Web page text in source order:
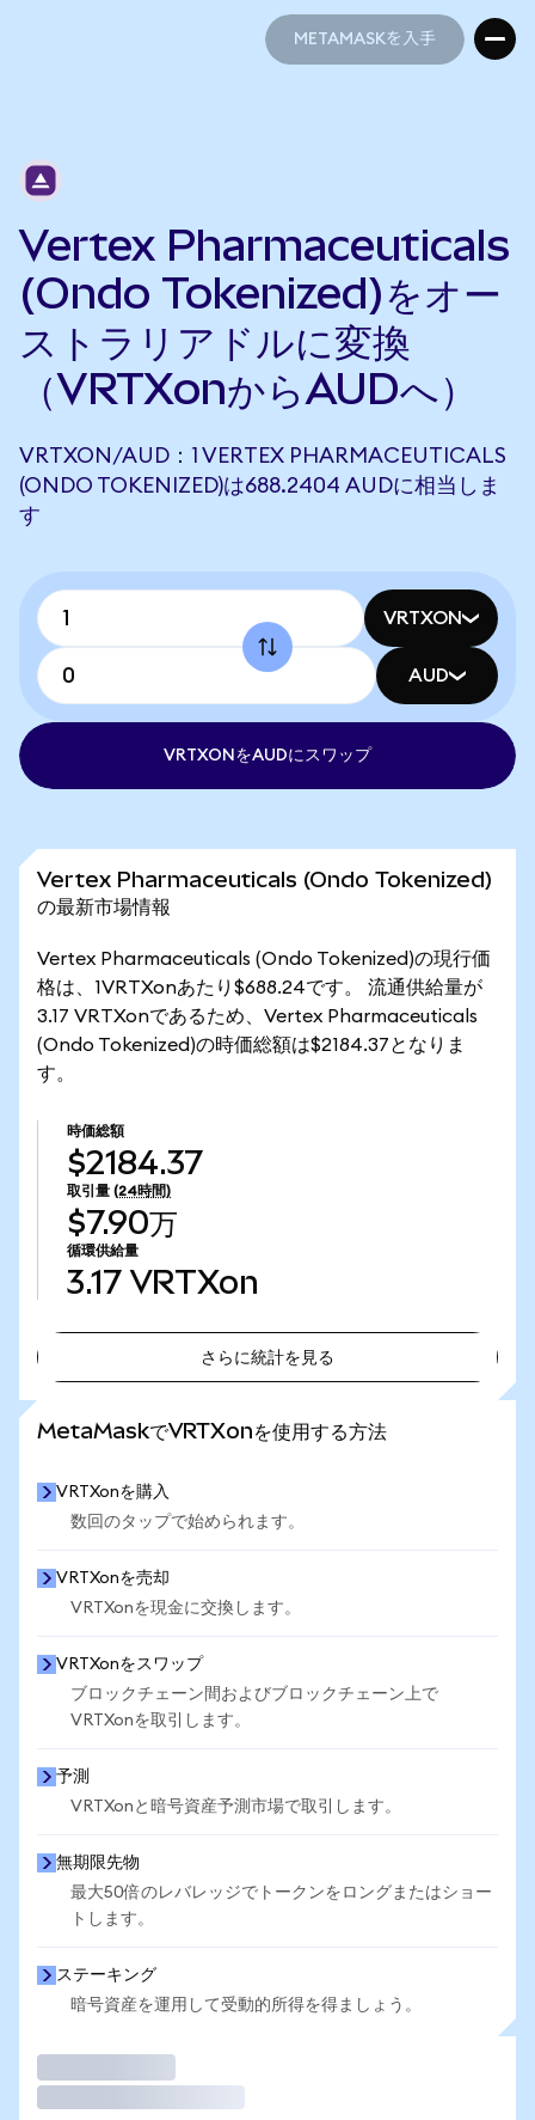
METAMASKを入手
Vertex Pharmaceuticals
(Ondo Tokenized)をオー
ストラリアドルに変換
（VRTXonからAUDへ）
VRTXON/AUD：1 VERTEX PHARMACEUTICALS
(ONDO TOKENIZED)は688.2404 AUDに相当しま
す
VRTXON
AUD
VRTXONをAUDにスワップ
Vertex Pharmaceuticals (Ondo Tokenized)
の最新市場情報
Vertex Pharmaceuticals (Ondo Tokenized)の現行価
格は、1VRTXonあたり$688.24です。 流通供給量が
3.17 VRTXonであるため、Vertex Pharmaceuticals
(Ondo Tokenized)の時価総額は$2184.37となりま
す。
時価総額
$2184.37
取引量 (24時間)
$7.90万
循環供給量
3.17 VRTXon
さらに統計を見る
MetaMaskでVRTXonを使用する方法
VRTXonを購入
数回のタップで始められます。
VRTXonを売却
VRTXonを現金に交換します。
VRTXonをスワップ
ブロックチェーン間およびブロックチェーン上で
VRTXonを取引します。
予測
VRTXonと暗号資産予測市場で取引します。
無期限先物
最大50倍のレバレッジでトークンをロングまたはショー
トします。
ステーキング
暗号資産を運用して受動的所得を得ましょう。